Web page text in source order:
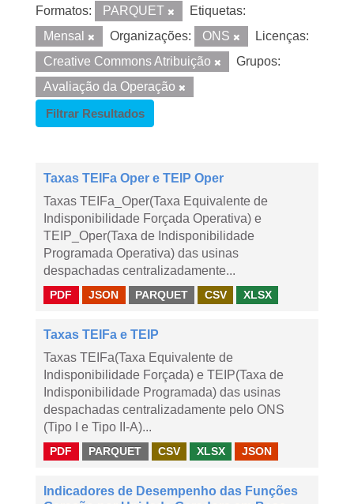
Formatos: PARQUET
Etiquetas:
Mensal
Organizações: ONS
Licenças:
Creative Commons Atribuição
Grupos:
Avaliação da Operação
Filtrar Resultados
Taxas TEIFa Oper e TEIP Oper
Taxas TEIFa_Oper(Taxa Equivalente de
Indisponibilidade Forçada Operativa) e
TEIP_Oper(Taxa de Indisponibilidade
Programada Operativa) das usinas
despachadas centralizadamente...
PDF JSON PARQUET CSV XLSX
Taxas TEIFa e TEIP
Taxas TEIFa(Taxa Equivalente de
Indisponibilidade Forçada) e TEIP(Taxa de
Indisponibilidade Programada) das usinas
despachadas centralizadamente pelo ONS
(Tipo I e Tipo II-A)...
PDF PARQUET CSV XLSX JSON
Indicadores de Desempenho das Funções